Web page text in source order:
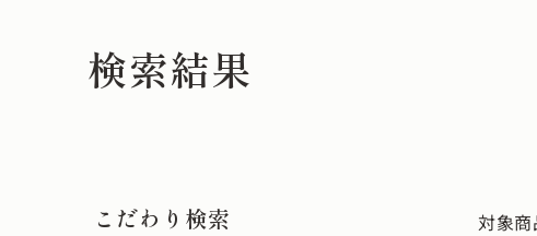
検索結果
こだわり検索 対象商